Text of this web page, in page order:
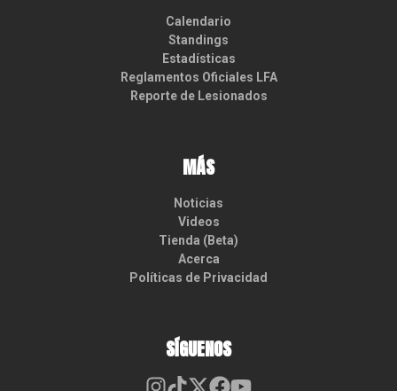
Calendario
Standings
Estadísticas
Reglamentos Oficiales LFA
Reporte de Lesionados
MÁS
Noticias
Videos
Tienda (Beta)
Acerca
Políticas de Privacidad
SÍGUENOS